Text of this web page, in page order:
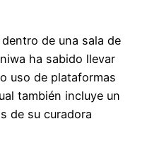
de una sala de
ha sabido llevar
uso de plataformas
también incluye un
de su curadora